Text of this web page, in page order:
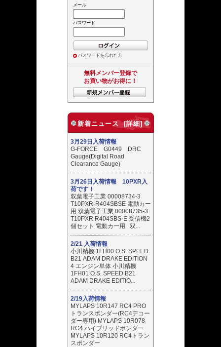
メール
パスワード
パスワードを忘れた方
無料メンバー登録で
お買い物がお得に！
新着ニュース [詳細]
3月29日入荷情報
G-FORCE G0449 DRC
Gauge(Digital Road
Clearance Gauge)
3月26日入荷情報 10PXR入
荷です！
双葉電子工業 00008734-3
T10PXR-R404SBSE 電動カー
用 双葉電子工業 00008735-3
T10PXR R404SBS-E 受信機2
個セット 電動カー用 双...
2/21 入荷情報
小川精機 1FH00 O.S. SPEED
B21 ADAM DRAKE EDITION
4 エンジン単体 小川精機
1FH01 O.S. SPEED B21
ADAM DRAKE EDITIO...
2/19入荷情報
MYLAPS 10R147 RC4 PRO
トランスポンダー(RC4デコー
ダー専用) MYLAPS 10R078
RC4 ハイブリッドポンダー
MYLAPS 10R120 RC4トラン
スポンダー